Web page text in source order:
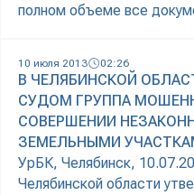
полном объеме все
10 июля 2013 02:26
В ЧЕЛЯБИНСКОЙ
СУДОМ ГРУППА
СОВЕРШЕНИИ
ЗЕМЕЛЬНЫМИ
УрБК, Челябинск,
Челябинской области